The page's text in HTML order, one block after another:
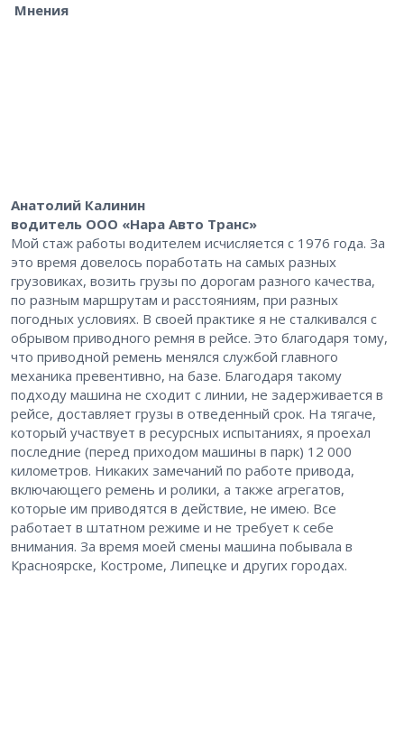
Мнения
Анатолий Калинин
водитель ООО «Нара Авто Транс»
Мой стаж работы водителем исчисляется с 1976 года. За
это время довелось поработать на самых разных
грузовиках, возить грузы по дорогам разного качества,
по разным маршрутам и расстояниям, при разных
погодных условиях. В своей практике я не сталкивался с
обрывом приводного ремня в рейсе. Это благодаря тому,
что приводной ремень менялся службой главного
механика превентивно, на базе. Благодаря такому
подходу машина не сходит с линии, не задерживается в
рейсе, доставляет грузы в отведенный срок. На тягаче,
который участвует в ресурсных испытаниях, я проехал
последние (перед приходом машины в парк) 12 000
километров. Никаких замечаний по работе привода,
включающего ремень и ролики, а также агрегатов,
которые им приводятся в действие, не имею. Все
работает в штатном режиме и не требует к себе
внимания. За время моей смены машина побывала в
Красноярске, Костроме, Липецке и других городах.